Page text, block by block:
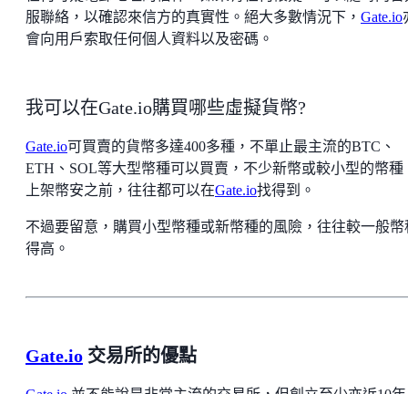
服聯絡，以確認來信方的真實性。絕大多數情況下， Gate.io
會向用戶索取任何個人資料以及密碼。
我可以在Gate.io購買哪些虛擬貨幣?
Gate.io可買賣的貨幣多達400多種，不單止最主流的BTC、
ETH、SOL等大型幣種可以買賣，不少新幣或較小型的幣種
上架幣安之前，往往都可以在Gate.io找得到。
不過要留意，購買小型幣種或新幣種的風險，往往較一般幣
得高。
Gate.io 交易所的優點